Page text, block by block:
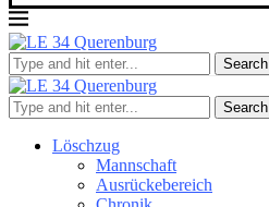
Search
Search
Löschzug
Mannschaft
Ausrückebereich